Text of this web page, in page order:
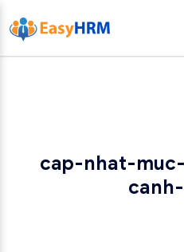
cap-nhat-